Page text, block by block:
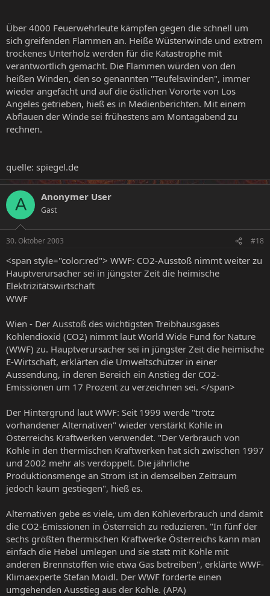
Über 4000 Feuerwehrleute kämpfen gegen die schnell um
sich greifenden Flammen an. Heiße Wüstenwinde und extrem
trockenes Unterholz werden für die Katastrophe mit
verantwortlich gemacht. Die Flammen würden von den
heißen Winden, den so genannten "Teufelswinden", immer
wieder angefacht und auf die östlichen Vororte von Los
Angeles getrieben, hieß es in Medienberichten. Mit einem
Abflauen der Winde sei frühestens am Montagabend zu
rechnen.
quelle: spiegel.de
A Anonymer User
Gast
30. Oktober 2003 #18
<span style="color:red"> WWF: CO2-Ausstoß nimmt weiter zu
Hauptverursacher sei in jüngster Zeit die heimische
Elektrizitätswirtschaft
WWF
Wien - Der Ausstoß des wichtigsten Treibhausgases
Kohlendioxid (CO2) nimmt laut World Wide Fund for Nature
(WWF) zu. Hauptverursacher sei in jüngster Zeit die heimische
E-Wirtschaft, erklärten die Umweltschützer in einer
Aussendung, in deren Bereich ein Anstieg der CO2-
Emissionen um 17 Prozent zu verzeichnen sei. </span>
Der Hintergrund laut WWF: Seit 1999 werde "trotz
vorhandener Alternativen" wieder verstärkt Kohle in
Österreichs Kraftwerken verwendet. "Der Verbrauch von
Kohle in den thermischen Kraftwerken hat sich zwischen 1997
und 2002 mehr als verdoppelt. Die jährliche
Produktionsmenge an Strom ist in demselben Zeitraum
jedoch kaum gestiegen", hieß es.
Alternativen gebe es viele, um den Kohleverbrauch und damit
die CO2-Emissionen in Österreich zu reduzieren. "In fünf der
sechs größten thermischen Kraftwerke Österreichs kann man
einfach die Hebel umlegen und sie statt mit Kohle mit
anderen Brennstoffen wie etwa Gas betreiben", erklärte WWF-
Klimaexperte Stefan Moidl. Der WWF forderte einen
umgehenden Ausstieg aus der Kohle. (APA)